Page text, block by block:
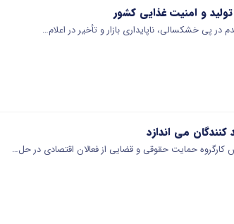
و امنیت غذایی کشور
پی خشکسالی، ناپایداری بازار و تأخیر در اعلام…
می اندازد
کارگروه حمایت حقوقی و قضایی از فعالان اقتصادی در حل…